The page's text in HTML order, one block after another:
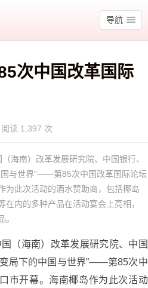
导航
次中国改革国际
阅读 1,397 次
海南）改革发展研究院、中国银行、
国与世界”——第85次中国改革国际论坛
为此次活动的酒水赞助商，包括椰岛
内的多种产品在活动宴会上亮相，
（海南）改革发展研究院、中国
局下的中国与世界”——第85次中
市开幕。海南椰岛作为此次活动